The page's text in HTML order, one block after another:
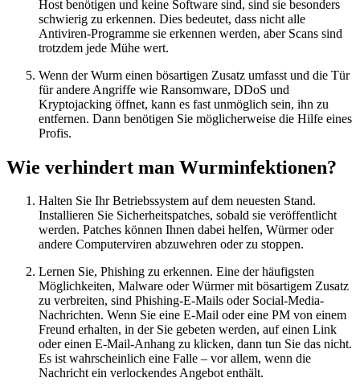
Host benötigen und keine Software sind, sind sie besonders
schwierig zu erkennen. Dies bedeutet, dass nicht alle
Antiviren-Programme sie erkennen werden, aber Scans sind
trotzdem jede Mühe wert.
Wenn der Wurm einen bösartigen Zusatz umfasst und die Tür
für andere Angriffe wie Ransomware, DDoS und
Kryptojacking öffnet, kann es fast unmöglich sein, ihn zu
entfernen. Dann benötigen Sie möglicherweise die Hilfe eines
Profis.
Wie verhindert man Wurminfektionen?
Halten Sie Ihr Betriebssystem auf dem neuesten Stand.
Installieren Sie Sicherheitspatches, sobald sie veröffentlicht
werden. Patches können Ihnen dabei helfen, Würmer oder
andere Computerviren abzuwehren oder zu stoppen.
Lernen Sie, Phishing zu erkennen. Eine der häufigsten
Möglichkeiten, Malware oder Würmer mit bösartigem Zusatz
zu verbreiten, sind Phishing-E-Mails oder Social-Media-
Nachrichten. Wenn Sie eine E-Mail oder eine PM von einem
Freund erhalten, in der Sie gebeten werden, auf einen Link
oder einen E-Mail-Anhang zu klicken, dann tun Sie das nicht.
Es ist wahrscheinlich eine Falle – vor allem, wenn die
Nachricht ein verlockendes Angebot enthält.